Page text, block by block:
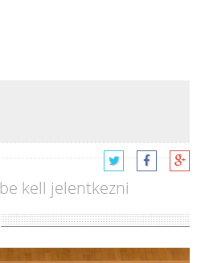
be kell jelentkezni